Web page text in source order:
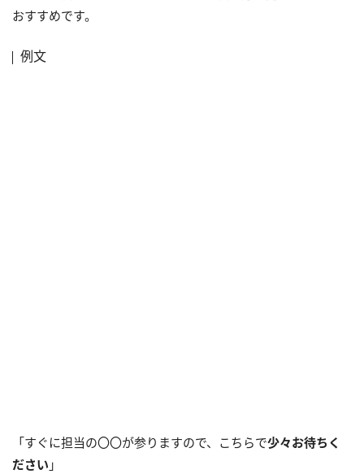
おすすめです。
例文
「すぐに担当の〇〇が参りますので、こちらで少々お待ちく
ださい 」